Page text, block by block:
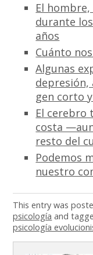
El
durante
años
Cuánto
Algunas
depresión,
gen corto
El cerebro
costa
resto del
Podemos
nuestro
This entry was
psicología and
psicología